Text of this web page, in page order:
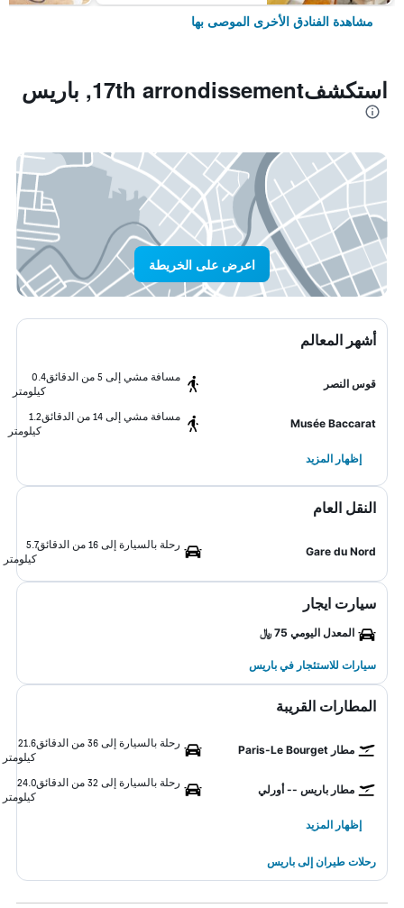
مشاهدة الفنادق الأخرى الموصى بها
استكشف17th arrondissement, باريس
اعرض على الخريطة
أشهر المعالم
قوس النصر
مسافة مشي إلى 5 من الدقائق
0.4
كيلومتر
Musée Baccarat
مسافة مشي إلى 14 من الدقائق
1.2
كيلومتر
إظهار المزيد
النقل العام
Gare du Nord
رحلة بالسيارة إلى 16 من الدقائق
5.7
كيلومتر
سيارت ايجار
المعدل اليومي 75 ﷼
سيارات للاستئجار في باريس
المطارات القريبة
مطار Paris-Le Bourget
رحلة بالسيارة إلى 36 من الدقائق
21.6
كيلومتر
مطار باريس -- أورلي
رحلة بالسيارة إلى 32 من الدقائق
24.0
كيلومتر
إظهار المزيد
رحلات طيران إلى باريس